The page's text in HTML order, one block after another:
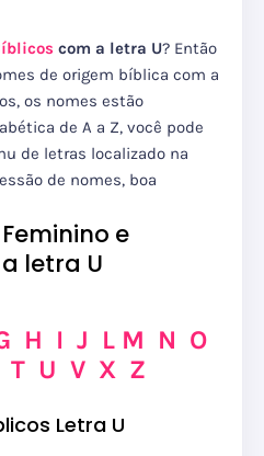
com a letra U? Então
de origem bíblica com a
os nomes estão
de A a Z, você pode
de letras localizado na
de nomes, boa
e
letra U
H I J L M N O
T U V X Z
Letra U